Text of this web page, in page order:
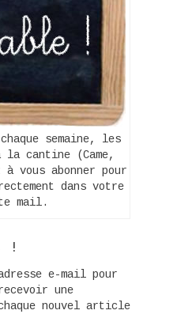
semaine, les
la cantine (Came,
à vous abonner pour
dans votre
mail.
!
e-mail pour
une
nouvel article